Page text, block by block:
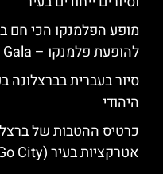
מופע הפלמנקו הכי חם
להופעת פלמנקו – Gran Gala
סיור בעברית בברצלונה
היהודי
כרטיס ההטבות של
אטרקציות בעיר (Go City)